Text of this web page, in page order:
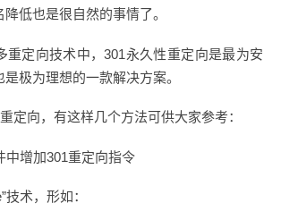
低也是很自然的事情了。
重定向技术中，301永久性重定向是最为安
极为理想的一款解决方案。
定向，有这样几个方法可供大家参考：
中增加301重定向指令
技术，形如：